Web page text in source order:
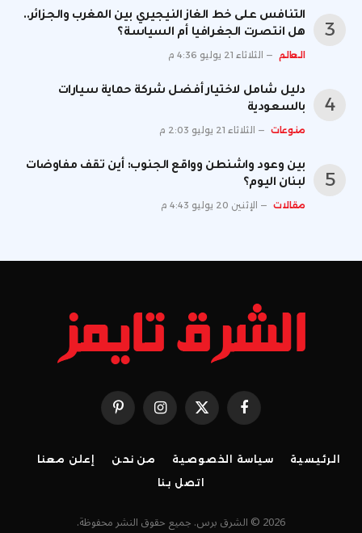
التنافس على خط الغاز النيجيري بين المغرب والجزائر..
هل انتصرت الجغرافيا أم السياسة؟
العالم الثلاثاء 21 يوليو 4:36 م
دليل شامل لاختيار أفضل شركة حماية سيارات
بالسعودية
منوعات الثلاثاء 21 يوليو 2:03 م
بين وعود واشنطن وواقع الجنوب: أين تقف مفاوضات
لبنان اليوم؟
مقالات الإثنين 20 يوليو 4:43 م
فيسبوك X
(Twitter)
الانستغرامبينتيريست
الرئيسية سياسة الخصوصية من نحن
إعلن معنا
اتصل بنا
2026 © الشرق برس. جميع حقوق النشر محفوظة.